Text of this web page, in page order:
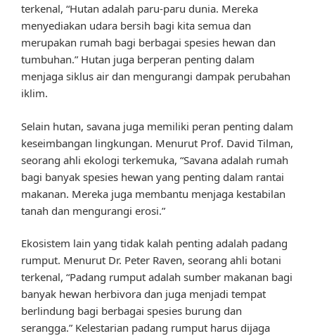
terkenal, “Hutan adalah paru-paru dunia. Mereka
menyediakan udara bersih bagi kita semua dan
merupakan rumah bagi berbagai spesies hewan dan
tumbuhan.” Hutan juga berperan penting dalam
menjaga siklus air dan mengurangi dampak perubahan
iklim.
Selain hutan, savana juga memiliki peran penting dalam
keseimbangan lingkungan. Menurut Prof. David Tilman,
seorang ahli ekologi terkemuka, “Savana adalah rumah
bagi banyak spesies hewan yang penting dalam rantai
makanan. Mereka juga membantu menjaga kestabilan
tanah dan mengurangi erosi.”
Ekosistem lain yang tidak kalah penting adalah padang
rumput. Menurut Dr. Peter Raven, seorang ahli botani
terkenal, “Padang rumput adalah sumber makanan bagi
banyak hewan herbivora dan juga menjadi tempat
berlindung bagi berbagai spesies burung dan
serangga.” Kelestarian padang rumput harus dijaga